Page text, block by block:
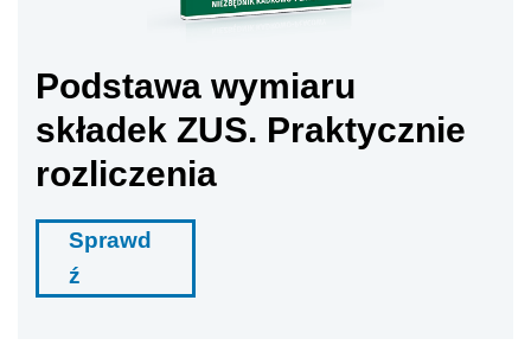
Podstawa wymiaru
składek ZUS. Praktycznie
rozliczenia
Sprawd
ź